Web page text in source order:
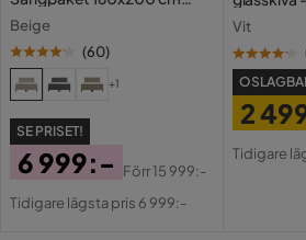
Kontinentalsäng med
diamant sänggavel
Beige
(60)
+1
SE PRISET!
Pris
6 999:-
Original
Förr15 999:-
Tidigare lägsta pris 6 999:-
Vit
Pris
2
Tidigare